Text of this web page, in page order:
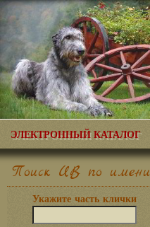
ЭЛЕКТРОННЫЙ КАТАЛОГ
Поиск ИВ по имени
Укажите часть клички